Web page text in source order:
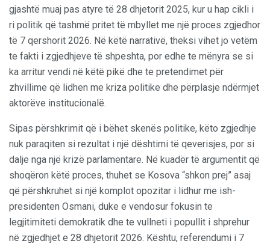
gjashtë muaj pas atyre të 28 dhjetorit 2025, kur u hap cikli i
ri politik që tashmë pritet të mbyllet me një proces zgjedhor
të 7 qershorit 2026. Në këtë narrativë, theksi vihet jo vetëm
te fakti i zgjedhjeve të shpeshta, por edhe te mënyra se si
ka arritur vendi në këtë pikë dhe te pretendimet për
zhvillime që lidhen me kriza politike dhe përplasje ndërmjet
aktorëve institucionalë.
Sipas përshkrimit që i bëhet skenës politike, këto zgjedhje
nuk paraqiten si rezultat i një dështimi të qeverisjes, por si
dalje nga një krizë parlamentare. Në kuadër të argumentit që
shoqëron këtë proces, thuhet se Kosova “shkon prej” asaj
që përshkruhet si një komplot opozitar i lidhur me ish-
presidenten Osmani, duke e vendosur fokusin te
legjitimiteti demokratik dhe te vullneti i popullit i shprehur
në zgjedhjet e 28 dhjetorit 2026. Kështu, referendumi i 7